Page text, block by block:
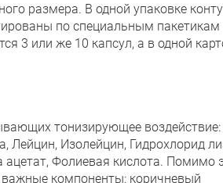
размера. В одной упаковке
по специальным пакетикам
3 или же 10 капсул, а в одной
тонизирующее воздействие:
Лейцин, Изолейцин, Гидрохлорид
Фолиевая кислота. Помимо
компоненты: коричневый